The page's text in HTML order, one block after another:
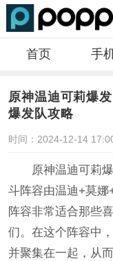
首页 手
原神温迪可莉爆
爆发队攻略
时间：2024-12-14
原神温迪可莉爆
斗阵容由温迪+莫
阵容非常适合那些
们。在这个阵容中
并聚集在一起，从